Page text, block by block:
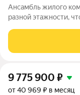
Ансамбль жилого
разной этажности,
времени и
отделкой.
9 775 900 ₽
от 40 969 ₽ в месяц